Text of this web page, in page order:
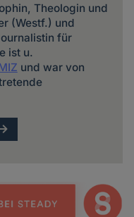
Theologin und
(Westf.) und
für
ist u.
und war von